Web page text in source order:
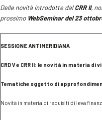
Delle novità introdotte dalCRR II,
prossimo WebSeminar del 23
SESSIONE ANTIMERIDIANA
CRD V e CRR II: le novità in materia
Tematiche oggetto di
Novità in materia di requisiti di leva